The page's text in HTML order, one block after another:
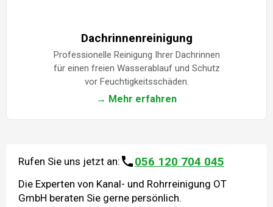
Dachrinnenreinigung
Professionelle Reinigung Ihrer Dachrinnen
für einen freien Wasserablauf und Schutz
vor Feuchtigkeitsschäden.
→ Mehr erfahren
Rufen Sie uns jetzt an: 056 120 704 045
Die Experten von Kanal- und Rohrreinigung OT
GmbH beraten Sie gerne persönlich.